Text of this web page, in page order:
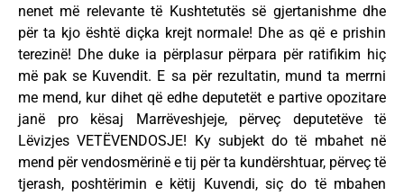
nenet më relevante të Kushtetutës së gjertanishme dhe
për ta kjo është diçka krejt normale! Dhe as që e prishin
terezinë! Dhe duke ia përplasur përpara për ratifikim hiç
më pak se Kuvendit. E sa për rezultatin, mund ta merrni
me mend, kur dihet që edhe deputetët e partive opozitare
janë pro kësaj Marrëveshjeje, përveç deputetëve të
Lëvizjes VETËVENDOSJE! Ky subjekt do të mbahet në
mend për vendosmërinë e tij për ta kundërshtuar, përveç të
tjerash, poshtërimin e këtij Kuvendi, siç do të mbahen